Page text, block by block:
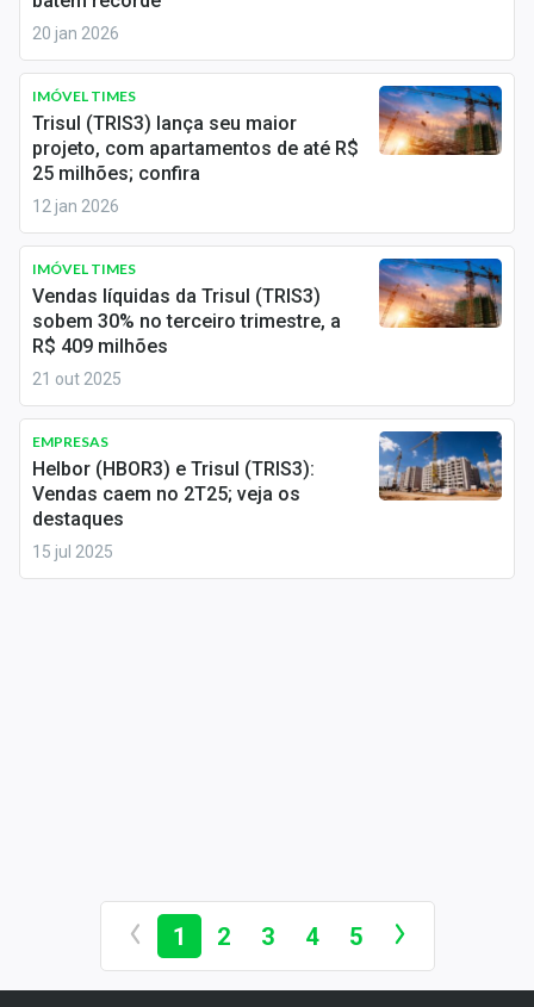
Tecnologia
Conteúdo de Marca
Sobre
Expediente
Contato
20 jan 2026
IMÓVEL TIMES
Trisul (TRIS3) lança seu maior
projeto, com apartamentos de até R$
25 milhões; confira
12 jan 2026
IMÓVEL TIMES
Vendas líquidas da Trisul (TRIS3)
sobem 30% no terceiro trimestre, a
R$ 409 milhões
21 out 2025
EMPRESAS
Helbor (HBOR3) e Trisul (TRIS3):
Vendas caem no 2T25; veja os
destaques
15 jul 2025
1 2 3 4 5